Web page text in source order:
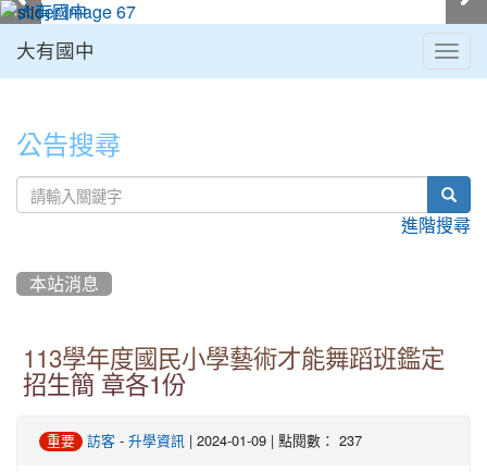
大有國中
公告搜尋
進階搜尋
本站消息
113學年度國民小學藝術才能舞蹈班鑑定
招生簡 章各1份
重要 訪客 - 升學資訊 | 2024-01-09 | 點閱數： 237